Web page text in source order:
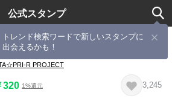
公式スタンプ
トレンド検索ワードで新しいスタンプに
出会えるかも！
たの☆プリンスさまっ♪ 第4弾
R PROJECT
320 1%還元 3,245